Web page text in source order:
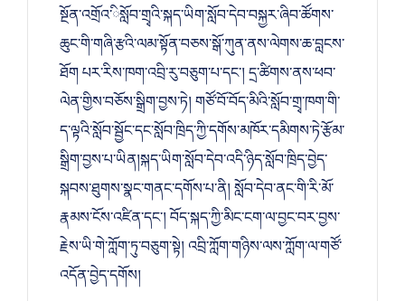
སྔོན་འགྲོའ་ིསློབ་གྲྭའི་སྐད་ཡིག་སློབ་དེབ་བསྐྱར་ཞིབ་ཚོགས་
ཆུང་གི་གཞི་རྩའི་ལམ་སྟོན་བཅས་སྒོ་ཀུན་ནས་ལེགས་ཆ་བླངས་
ཐོག པར་རིས་ཁག་འབྲི་རུ་བཅུག་པ་དང་། དྲ་ཚིགས་ནས་ཕབ་
ལེན་གྱིས་བཅོས་སྒྲིག་བྱས་ཏེ། གཙོ་བོ་བོད་མིའི་སློབ་གྲྭ་ཁག་གི་
ད་ལྟའི་སློབ་སྦྱོང་དང་སློབ་ཁྲིད་ཀྱི་དགོས་མཁོར་དམིགས་ཏེ་རྩོམ་
སྒྲིག་བྱས་པ་ཡིན།སྐད་ཡིག་སློབ་དེབ་འདི་ཉིད་སློབ་ཁྲིད་བྱེད་
སྐབས་ཐུགས་སྣང་གནང་དགོས་པ་ནི། སློབ་དེབ་ནང་གི་རི་མོ་
རྣམས་ངོས་འཛིན་དང་། བོད་སྐད་ཀྱི་མིང་ངག་ལ་བྱང་བར་བྱས་
རྗེས་ཡི་གེ་ཀློག་ཏུ་བཅུག་སྟེ། འབྲི་ཀློག་གཉིས་ལས་ཀློག་ལ་གཙོ་
འདོན་བྱེད་དགོས།